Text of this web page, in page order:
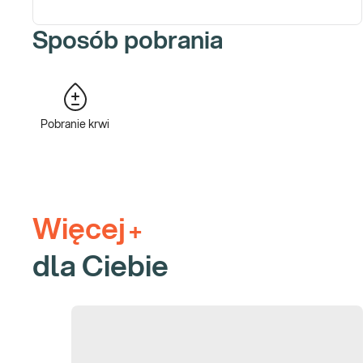
Poszczególne narządy i układy budujące nasze ciało nie
tycia, jak i chudnięcia). Podstawowym badaniem obrazującym
tarczycy (fT3 i fT4) przydatna być może przy podejrzeniu
niedoczynność/nadczynność tarczycy) oraz u pacjentów z
zapalanym) może prowadzić do zwiększenia masy ciała,
W pakiecie znalazło się też oznaczenie witaminy D3. Ta
Sposób pobrania
Pobranie krwi
Więcej +
dla Ciebie